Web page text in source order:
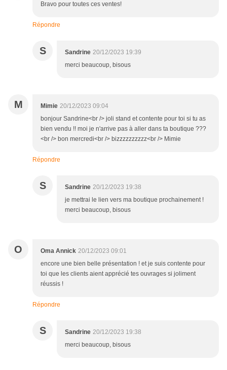
Bravo pour toutes ces ventes!
Répondre
S Sandrine 20/12/2023 19:39
merci beaucoup, bisous
M Mimie 20/12/2023 09:04
bonjour Sandrine<br /> joli stand et contente pour toi si tu as
bien vendu !! moi je n'arrive pas à aller dans ta boutique ???
<br /> bon mercredi<br /> bizzzzzzzzzz<br /> Mimie
Répondre
S Sandrine 20/12/2023 19:38
je mettrai le lien vers ma boutique prochainement !
merci beaucoup, bisous
O Oma Annick 20/12/2023 09:01
encore une bien belle présentation ! et je suis contente pour
toi que les clients aient apprécié tes ouvrages si joliment
réussis !
Répondre
S Sandrine 20/12/2023 19:38
merci beaucoup, bisous